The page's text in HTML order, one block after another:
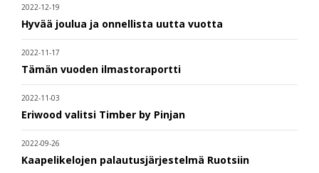
2022-12-19
Hyvää joulua ja onnellista uutta vuotta
2022-11-17
Tämän vuoden ilmastoraportti
2022-11-03
Eriwood valitsi Timber by Pinjan
2022-09-26
Kaapelikelojen palautusjärjestelmä Ruotsiin